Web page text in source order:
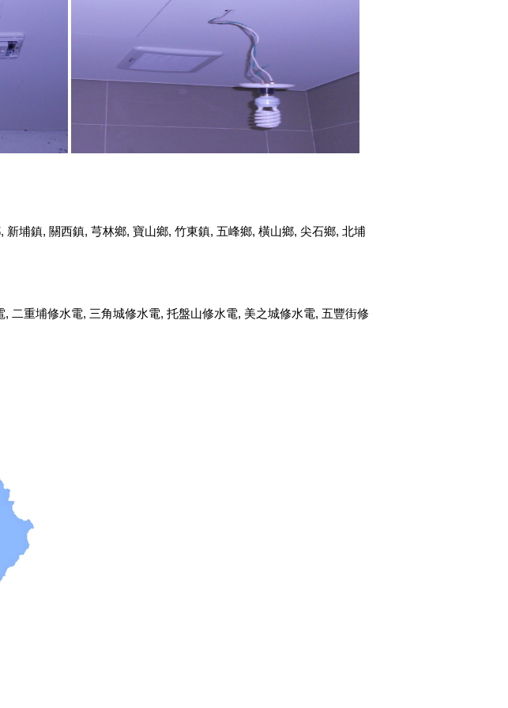
, 新埔鎮, 關西鎮, 芎林鄉, 寶山鄉, 竹東鎮, 五峰鄉, 橫山鄉, 尖石鄉, 北埔
, 二重埔修水電, 三角城修水電, 托盤山修水電, 美之城修水電, 五豐街修